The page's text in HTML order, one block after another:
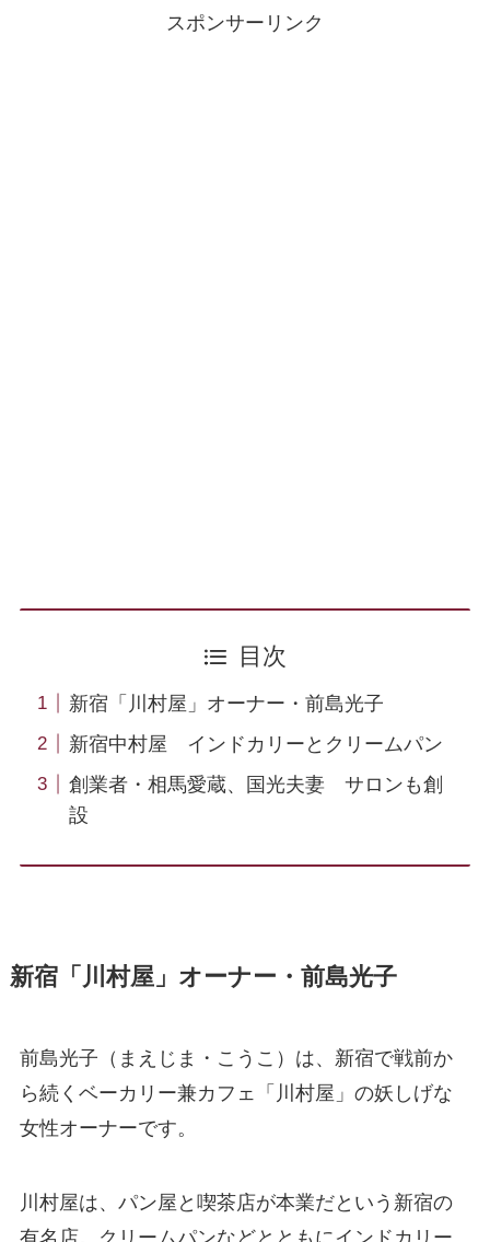
スポンサーリンク
目次
新宿「川村屋」オーナー・前島光子
新宿中村屋 インドカリーとクリームパン
創業者・相馬愛蔵、国光夫妻 サロンも創
設
新宿「川村屋」オーナー・前島光子
前島光子（まえじま・こうこ）は、新宿で戦前か
ら続くベーカリー兼カフェ「川村屋」の妖しげな
女性オーナーです。
川村屋は、パン屋と喫茶店が本業だという新宿の
有名店。クリームパンなどとともにインドカリー